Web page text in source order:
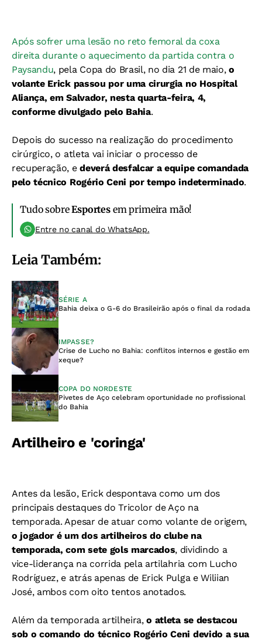
Após sofrer uma lesão no reto femoral da coxa
direita durante o aquecimento da partida contra o
Paysandu, pela Copa do Brasil, no dia 21 de maio,o
volante Erick passou por uma cirurgia no Hospital
Aliança, em Salvador, nesta quarta-feira, 4,
conforme divulgado pelo Bahia.
Depois do sucesso na realização do procedimento
cirúrgico, o atleta vai iniciar o processo de
recuperação, edeverá desfalcar a equipe comandada
pelo técnico Rogério Ceni por tempo indeterminado.
Tudo sobreEsportesem primeira mão!
Entre no canal do WhatsApp.
Leia Também:
SÉRIE A
Bahia deixa o G-6 do Brasileirão após o final da rodada
IMPASSE?
Crise de Lucho no Bahia: conflitos internos e gestão em
xeque?
COPA DO NORDESTE
Pivetes de Aço celebram oportunidade no profissional
do Bahia
Artilheiro e 'coringa'
Antes da lesão, Erick despontava como um dos
principais destaques do Tricolor de Aço na
temporada. Apesar de atuar como volante de origem,
o jogador é um dos artilheiros do clube na
temporada, com sete gols marcados, dividindo a
vice-liderança na corrida pela artilahria com Lucho
Rodríguez, e atrás apenas de Erick Pulga e Wiliian
José, ambos com oito tentos anotados.
Além da temporada artilheira,o atleta se destacou
sob o comando do técnico Rogério Ceni devido a sua